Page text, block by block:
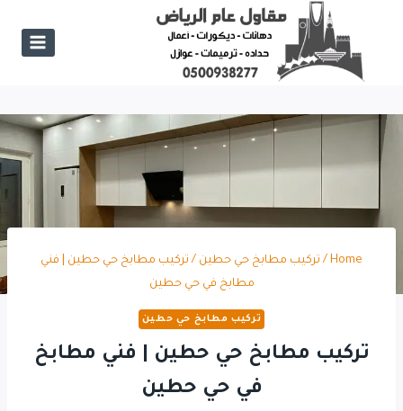
content
Home
/ تركيب مطابخ حي حطين / تركيب مطابخ حي حطين | فني
مطابخ في حي حطين
تركيب مطابخ حي حطين
تركيب مطابخ حي حطين | فني مطابخ
في حي حطين